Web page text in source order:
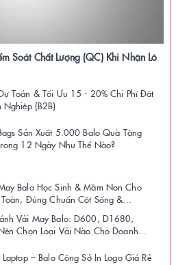
Soát Chất Lượng (QC) Khi Nhận Lô
Toán & Tối Ưu 15 - 20% Chi Phí Đặt
(B2B)
Sản Xuất 5.000 Balo Quà Tặng
12 Ngày Như Thế Nào?
Balo Học Sinh & Mầm Non Cho
Đúng Chuẩn Cột Sống &...
Vải May Balo: D600, D1680,
Chọn Loại Vải Nào Cho Doanh...
– Balo Công Sở In Logo Giá Rẻ